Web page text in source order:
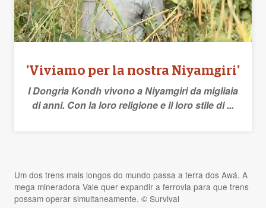
'Viviamo per la nostra Niyamgiri'
I Dongria Kondh vivono a Niyamgiri da migliaia
di anni. Con la loro religione e il loro stile di ...
Um dos trens mais longos do mundo passa a terra dos Awá. A
mega mineradora Vale quer expandir a ferrovia para que trens
possam operar simultaneamente. © Survival